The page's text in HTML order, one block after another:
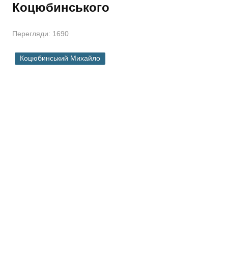
Твори німецькою
БІОГРАФІЇ
Українські письменники
Коцюбинського
Перегляди: 1690
Коцюбинський Михайло